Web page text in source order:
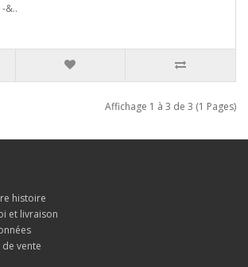
&..
Affichage 1 à 3 de 3 (1 Pages)
histoire
et livraison
vente